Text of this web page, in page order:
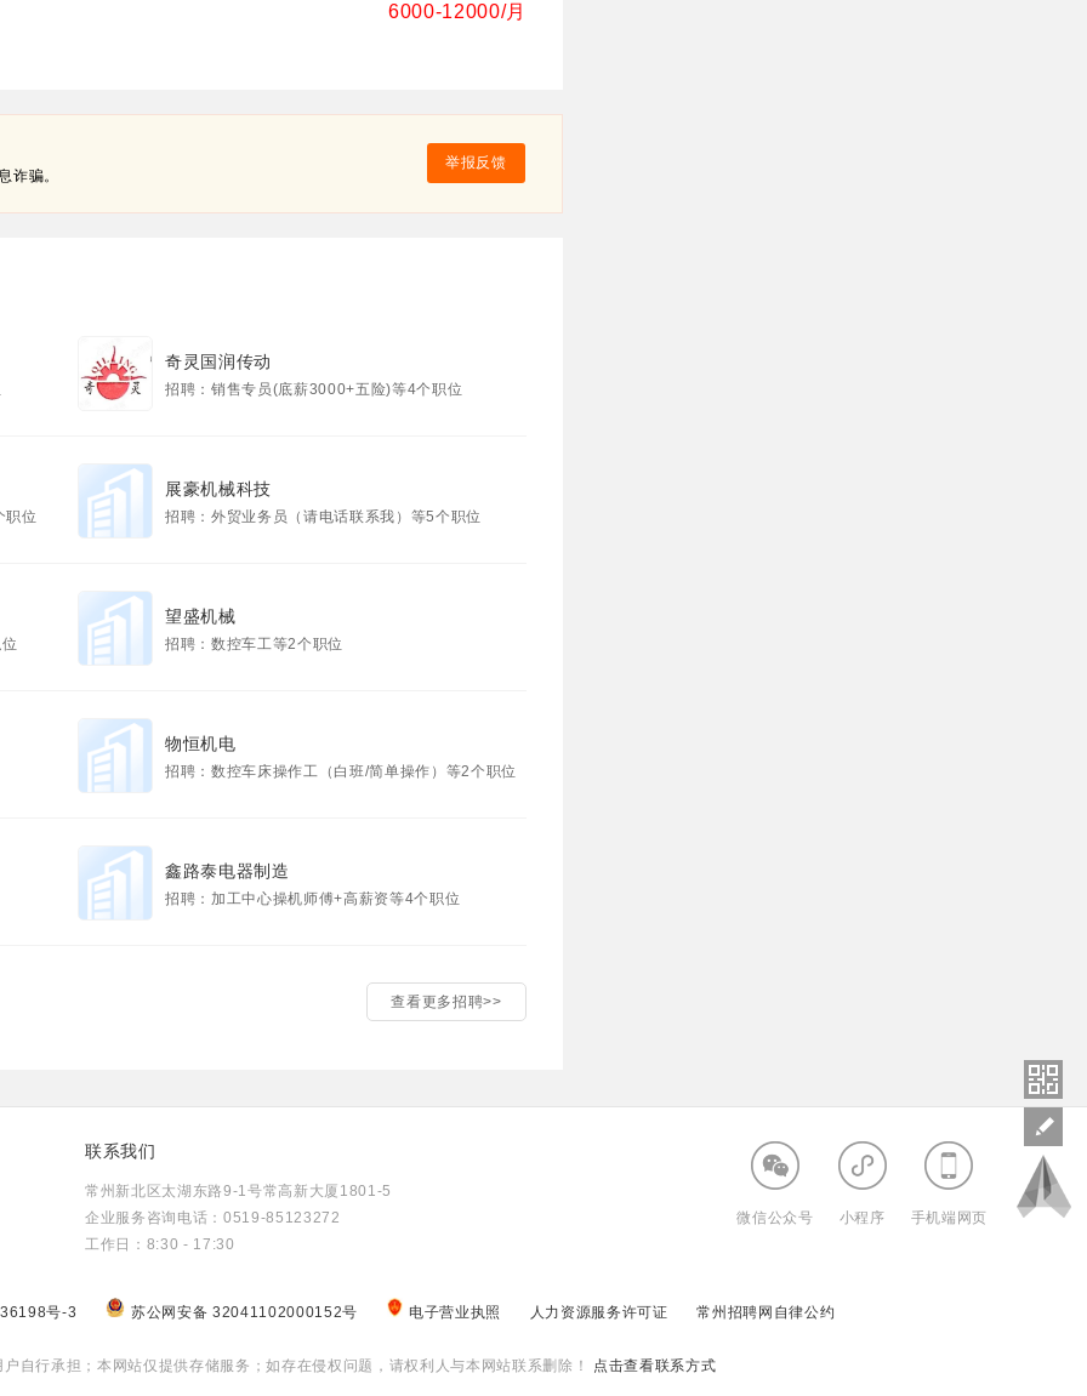
6000-12000/月
举报反馈
诈骗。
奇灵国润传动
招聘：销售专员(底薪3000+五险)等4个职位
职位
展豪机械科技
招聘：外贸业务员（请电话联系我）等5个职位
望盛机械
招聘：数控车工等2个职位
物恒机电
招聘：数控车床操作工（白班/简单操作）等2个职位
鑫路泰电器制造
招聘：加工中心操机师傅+高薪资等4个职位
查看更多招聘>>
联系我们
常州新北区太湖东路9-1号常高新大厦1801-5
企业服务咨询电话：0519-85123272
工作日：8:30 - 17:30
微信公众号 小程序 手机端网页
号-3 苏公网安备 32041102000152号 电子营业执照 人力资源服务许可证 常州招聘网自律公约
自行承担；本网站仅提供存储服务；如存在侵权问题，请权利人与本网站联系删除！ 点击查看联系方式